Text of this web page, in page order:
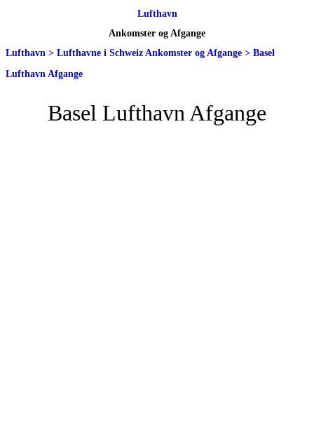
Lufthavn
Ankomster og Afgange
Lufthavn > Lufthavne i Schweiz Ankomster og Afgange > Basel
Lufthavn Afgange
Basel Lufthavn Afgange